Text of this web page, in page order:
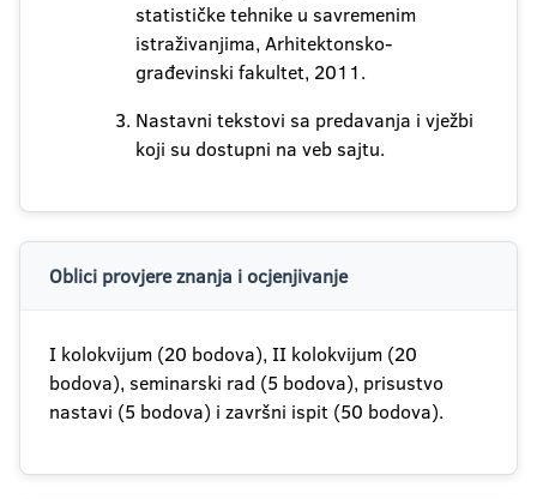
statističke tehnike u savremenim
istraživanjima, Arhitektonsko-
građevinski fakultet, 2011.
Nastavni tekstovi sa predavanja i vježbi
koji su dostupni na veb sajtu.
Oblici provjere znanja i ocjenjivanje
I kolokvijum (20 bodova), II kolokvijum (20
bodova), seminarski rad (5 bodova), prisustvo
nastavi (5 bodova) i završni ispit (50 bodova).